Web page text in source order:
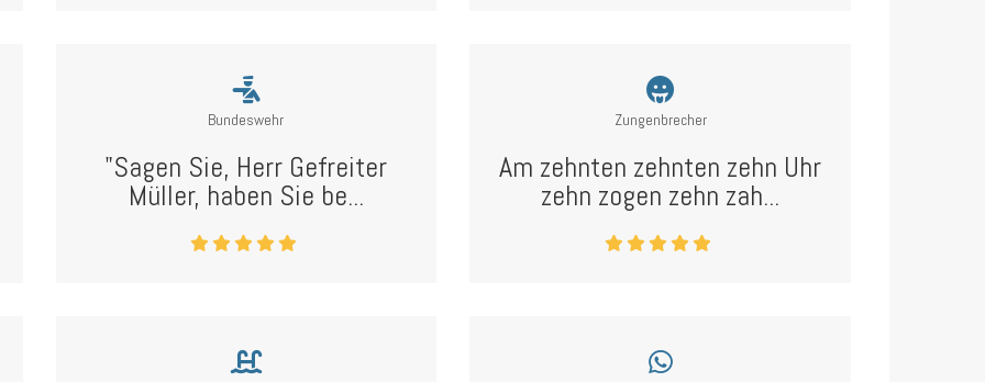
Bundeswehr
"Sagen Sie, Herr Gefreiter
Müller, haben Sie be...
Zungenbrecher
Am zehnten zehnten zehn Uhr
zehn zogen zehn zah...